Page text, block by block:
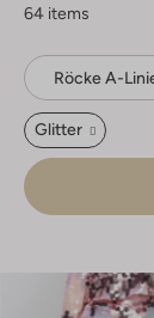
64 items
Röcke A-
Glitter